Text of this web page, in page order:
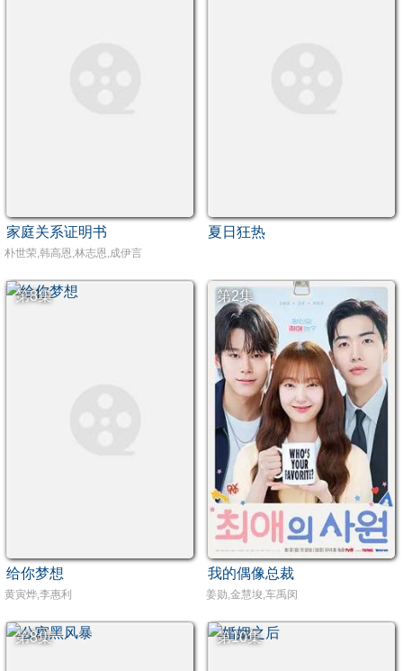
家庭关系证明书
朴世荣,韩高恩,林志恩,成伊言
夏日狂热
第8集
给你梦想
黄寅烨,李惠利
第2集
我的偶像总裁
姜勋,金慧埈,车禹闵
第8集 第10集